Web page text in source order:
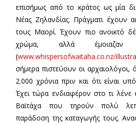
επισήμως από το κράτος ως μία
Νέας Ζηλανδίας. Πράγματι έχουν
τους Μαορί. Έχουν πιο ανοικτό
χρώμα, αλλά έμοιαζαν
(www.whispersofwaitaha.co.nz/
σήμερα πιστεύουν οι αρχαιολόγοι,
2.000 χρόνια πριν και ότι είναι
Έχει τώρα ενδιαφέρον στο τι λένε
Βαϊτάχα που τηρούν πολύ
παράδοση της καταγωγής τους.